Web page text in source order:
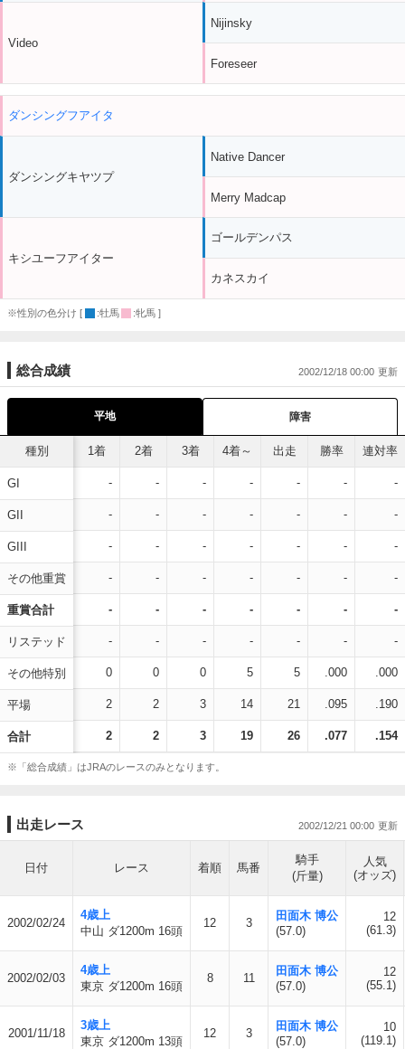
Video
Nijinsky
Foreseer
ダンシングフアイタ
ダンシングキヤツプ
キシユーフアイター
Native Dancer
Merry Madcap
ゴールデンパス
カネスカイ
※性別の色分け [ :牡馬 :牝馬 ]
総合成績 2002/12/18 00:00
平地 障害
種別
GI
GII
GIII
その他重賞
重賞合計
リステッド
その他特別
平場
合計
1着 2着 3着 4着～ 出走 勝率 連対率
- - - - - - -
- - - - - - -
- - - - - - -
- - - - - - -
- - - - - - -
- - - - - - -
0 0 0 5 5 .000 .000
2 2 3 14 21 .095 .190
2 2 3 19 26 .077 .154
※「総合成績」はJRAのレースのみとなります。
出走レース 2002/12/21 00:00
日付 レース 着順 馬番
騎手
(斤量)
人気
(オッズ)
2002/02/24
4歳上
中山 ダ1200m 16頭
12 3
田面木 博公
(57.0)
12
(61.3)
2002/02/03
4歳上
東京 ダ1200m 16頭
8 11
田面木 博公
(57.0)
12
(55.1)
2001/11/18
3歳上
東京 ダ1200m 13頭
12 3
田面木 博公
(57.0)
10
(119.1)